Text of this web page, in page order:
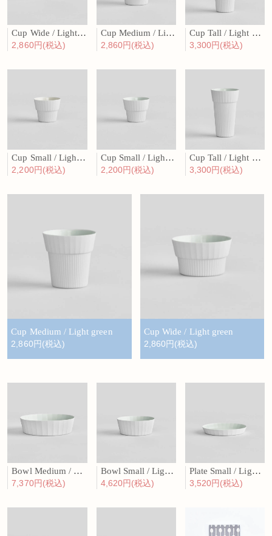
Cup Wide / Light beige
2,860円(税込)
Cup Medium / Light beige
2,860円(税込)
Cup Tall / Light beige
3,300円(税込)
Cup Small / Light beige
2,200円(税込)
Cup Small / Light green
2,200円(税込)
Cup Tall / Light green
3,300円(税込)
Cup Medium / Light green
2,860円(税込)
Cup Wide / Light green
2,860円(税込)
Bowl Medium / Light green
7,370円(税込)
Bowl Small / Light green
4,620円(税込)
Plate Small / Light green
3,520円(税込)